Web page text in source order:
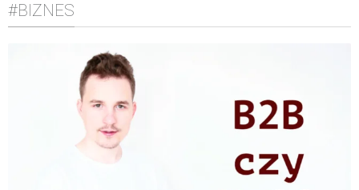
#BIZNES